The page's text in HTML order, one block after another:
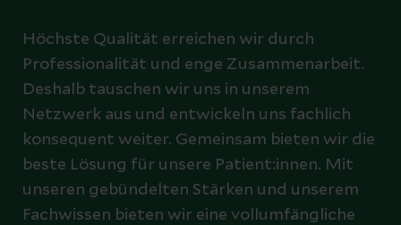
Höchste Qualität erreichen wir durch
Professionalität und enge Zusammenarbeit.
Deshalb tauschen wir uns in unserem
Netzwerk aus und entwickeln uns fachlich
konsequent weiter. Gemeinsam bieten wir die
beste Lösung für unsere Patient:innen. Mit
unseren gebündelten Stärken und unserem
Fachwissen bieten wir eine vollumfängliche